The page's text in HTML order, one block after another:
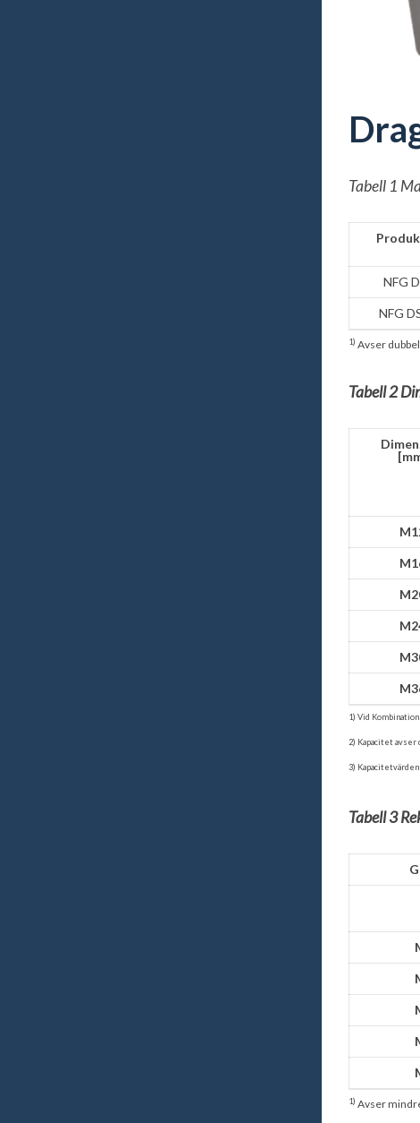
Tabell 1
NFG
NFG
1) Avser
Tabell 2
1) Vid
2) Kapacitet avser
3)
Tabell 3
1) Avser